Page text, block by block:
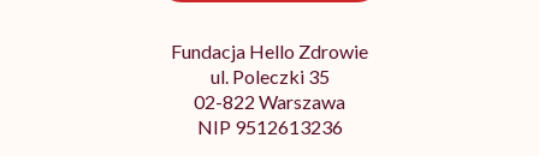
Fundacja Hello Zdrowie
ul. Poleczki 35
02-822 Warszawa
NIP 9512613236